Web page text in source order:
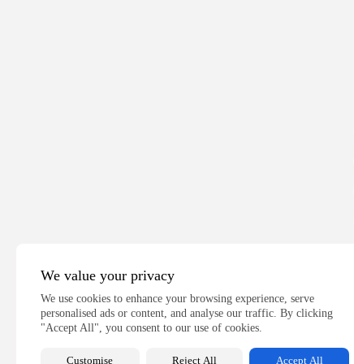
We value your privacy
We use cookies to enhance your browsing experience, serve
personalised ads or content, and analyse our traffic. By clicking
"Accept All", you consent to our use of cookies.
Customise Reject All Accept All